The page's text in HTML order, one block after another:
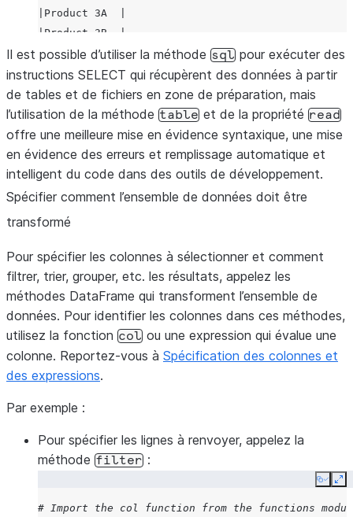
|Product 3A  |
|Product 3B  |
|Product 4   |
--------------
Il est possible d’utiliser la méthode sql pour exécuter des
instructions SELECT qui récupèrent des données à partir
de tables et de fichiers en zone de préparation, mais
l’utilisation de la méthode table et de la propriété read
offre une meilleure mise en évidence syntaxique, une mise
en évidence des erreurs et remplissage automatique et
intelligent du code dans des outils de développement.
Spécifier comment l’ensemble de données doit être
transformé
Pour spécifier les colonnes à sélectionner et comment
filtrer, trier, grouper, etc. les résultats, appelez les
méthodes DataFrame qui transforment l’ensemble de
données. Pour identifier les colonnes dans ces méthodes,
utilisez la fonction col ou une expression qui évalue une
colonne. Reportez-vous à Spécification des colonnes et
des expressions.
Par exemple :
Pour spécifier les lignes à renvoyer, appelez la
méthode filter :
Copy
# Import the col function from the functions